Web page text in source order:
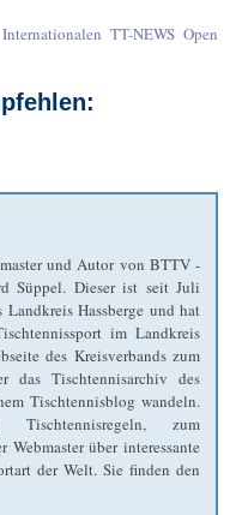
TT-NEWS Open
und Autor von BTTV -
Süppel. Dieser ist seit Juli
Hassberge und hat
im Landkreis
des Kreisverbands zum
das Tischtennisarchiv des
Tischtennisblog wandeln.
zum
über interessante
der Welt. Sie finden den